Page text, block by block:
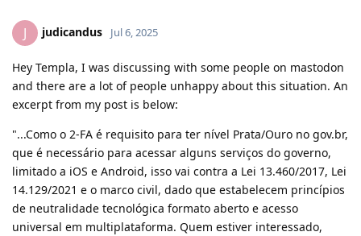
J judicandus Jul 6, 2025
Hey Templa, I was discussing with some people on mastodon
and there are a lot of people unhappy about this situation. An
excerpt from my post is below:
"...Como o 2-FA é requisito para ter nível Prata/Ouro no gov.br,
que é necessário para acessar alguns serviços do governo,
limitado a iOS e Android, isso vai contra a Lei 13.460/2017, Lei
14.129/2021 e o marco civil, dado que estabelecem princípios
de neutralidade tecnológica formato aberto e acesso
universal em multiplataforma. Quem estiver interessado,